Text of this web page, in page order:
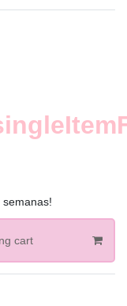
cart